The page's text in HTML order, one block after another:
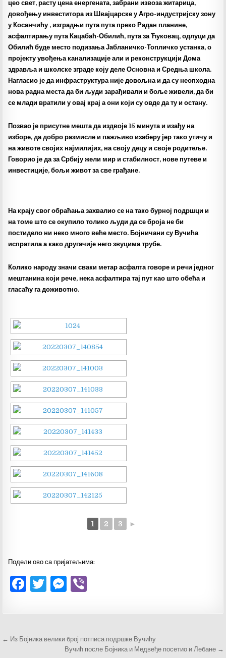
цео свет, расту цена енергената, забрани извоза житарица,
довођењу инвеститора из Швајцарске у Агро-индустријску зону
у Косанчићу , изградњи пута пута преко Радан планине,
асфалтирању пута Кацабаћ-Обилић, пута за Ћуковац, одлуци да
Обилић буде место подизања Јабланичко-Топличко устанка, о
пројекту увођења канализације али и реконструкцији Дома
здравља и школске зграде коју деле Основна и Средња школа.
Нагласио је да инфраструктура није довољна и да су неопходна
нова радна места да би људи зарађивали и боље живели, да би
се млади вратили у овај крај а они који су овде да ту и остану.
Позвао је присутне мешта да издвоје 15 минута и изађу на
изборе, да добро размисле и пажљиво изаберу јер тако утичу и
на животе својих најмилијих, на своју децу и своје родитеље.
Говорио је да за Србију жели мир и стабилност, нове путеве и
инвестиције, бољи живот за све грађане.
На крају свог обраћања захвалио се на тако бурној подршци и
на томе што се окупило толико људи да се броја не би
постидело ни неко много веће место. Бојничани су Вучића
испратила а како другачије него звуцима трубе.
Колико народу значи сваки метар асфалта говоре и речи једног
мештанина који рече, нека асфалтира тај пут као што обећа и
гласаћу га доживотно.
1 2 3 ►
Подели ово са пријатељима:
F
c
e
b
T
it
M
se
n
g
er
Кретање
← Из Бојника велики број потписа подршке Вучићу
Вучић после Бојника и Медвеђе посетио и Лебане →